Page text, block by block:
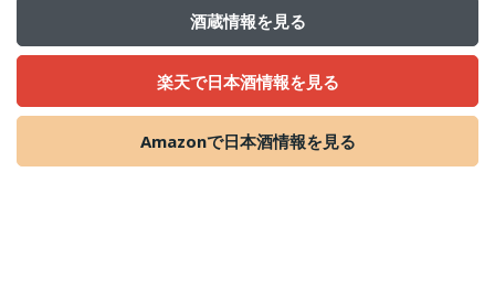
酒蔵情報を見る
楽天で日本酒情報を見る
Amazonで日本酒情報を見る